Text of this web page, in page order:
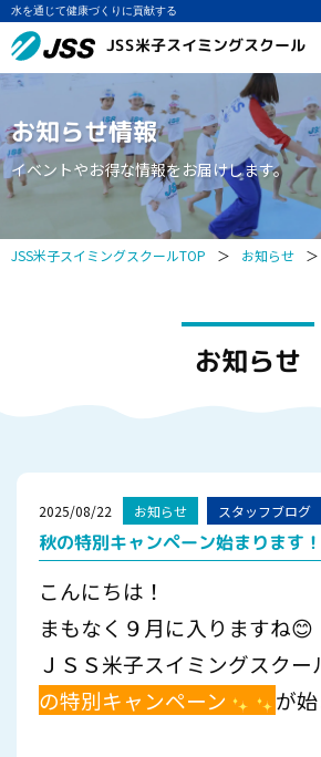
水を通じて健康づくりに貢献する
JSS米子スイミングスクール
お知らせ情報
イベントやお得な情報をお届けします。
JSS米子スイミングスクールTOP ＞ お知らせ ＞
お知らせ
2025/08/22 お知らせ スタッフブログ
秋の特別キャンペーン始まります！
こんにちは！
まもなく９月に入りますね😊
ＪＳＳ米子スイミングスクー
の特別キャンペーン
が